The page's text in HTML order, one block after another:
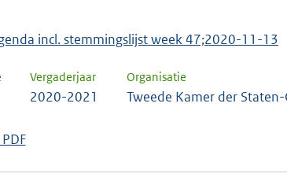
incl. stemmingslijst week 47;2020-11-13
Vergaderjaar
2020-2021
Organisatie
Tweede Kamer der Staten-